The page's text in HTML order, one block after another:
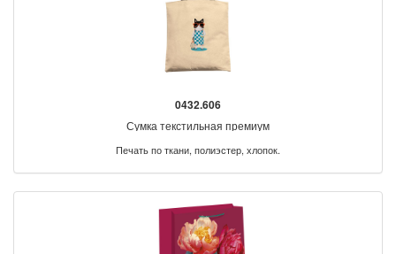
0432.606
Сумка текстильная премиум
Печать по ткани, полиэстер, хлопок.